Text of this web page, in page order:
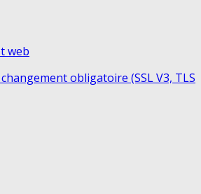
web
changement obligatoire (SSL V3, TLS